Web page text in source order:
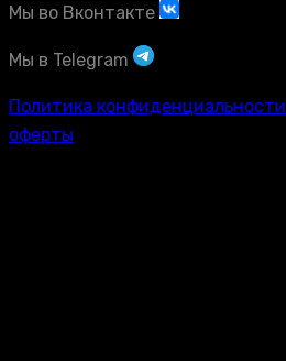
Мы во Вконтакте
Мы в Telegram
Политика конфиденциальности
оферты